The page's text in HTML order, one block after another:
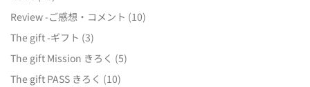
Review -ご感想・コメント (10)
The gift -ギフト (3)
The gift Mission きろく (5)
The gift PASS きろく (10)